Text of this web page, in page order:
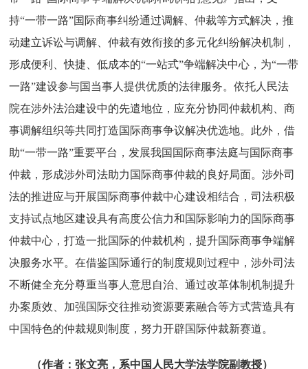
持“一带一路”国际商事纠纷通过调解、仲裁等方式解决，推
动建立诉讼与调解、仲裁有效衔接的多元化纠纷解决机制，
形成便利、快捷、低成本的“一站式”争端解决中心，为“一带
一路”建设参与国当事人提供优质的法律服务。依托人民法
院在涉外法治建设中的先遣地位，应充分协同仲裁机构、商
事调解组织等共同打造国际商事争议解决优选地。此外，借
助“一带一路”重要平台，发展我国国际商事法庭与国际商事
仲裁，形成涉外司法助力国际商事仲裁的良好局面。涉外司
法的推进应与开展国际商事仲裁中心建设相结合，司法积极
支持试点地区建设具有高度公信力和国际影响力的国际商事
仲裁中心，打造一批国际的仲裁机构，提升国际商事争端解
决服务水平。在借鉴国际通行的制度规则过程中，涉外司法
不断健全充分尊重当事人意思自治、通过改革体制机制提升
办案质效、加强国际交往推动资源要素融合等方式营造具有
中国特色的仲裁规则制度，努力开辟国际仲裁新赛道。
（作者：张文亮，系中国人民大学法学院副教授）